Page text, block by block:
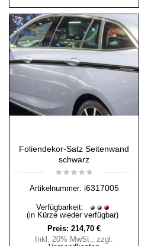
Foliendekor-Satz Seitenwand
schwarz
Artikelnummer: i6317005
Verfügbarkeit:
(in Kürze wieder verfügbar)
Preis: 214,70 €
Inkl. 20% MwSt., zzgl.